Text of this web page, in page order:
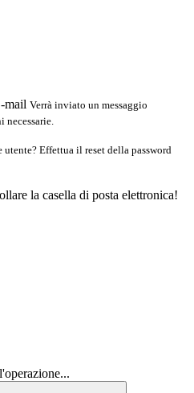
mail Verrà inviato un messaggio
Effettua il reset della password
la casella di posta elettronica!